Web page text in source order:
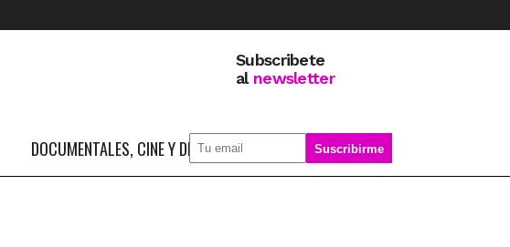
Subscribete
al newsletter
DOCUMENTALES, CINE Y DEPORTE SOBRE MÍ